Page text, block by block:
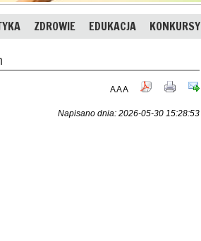
ZDROWIE EDUKACJA KONKURSY
AAA
Napisano dnia: 2026-05-30 15:28:53